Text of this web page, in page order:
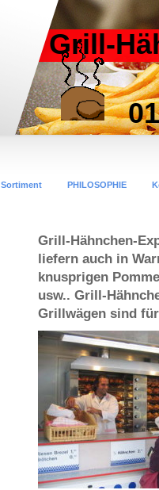
Grill-
Sortiment PHILOSOPHIE
Grill-Hähnchen-
liefern auch in
knusprigen
usw.. Grill-
Grillwägen sind